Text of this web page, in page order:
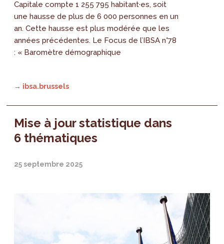
Capitale compte 1 255 795 habitant·es, soit
une hausse de plus de 6 000 personnes en un
an. Cette hausse est plus modérée que les
années précédentes. Le Focus de l’IBSA n°78
: « Baromètre démographique
→ ibsa.brussels
Mise à jour statistique dans
6 thématiques
25 septembre 2025